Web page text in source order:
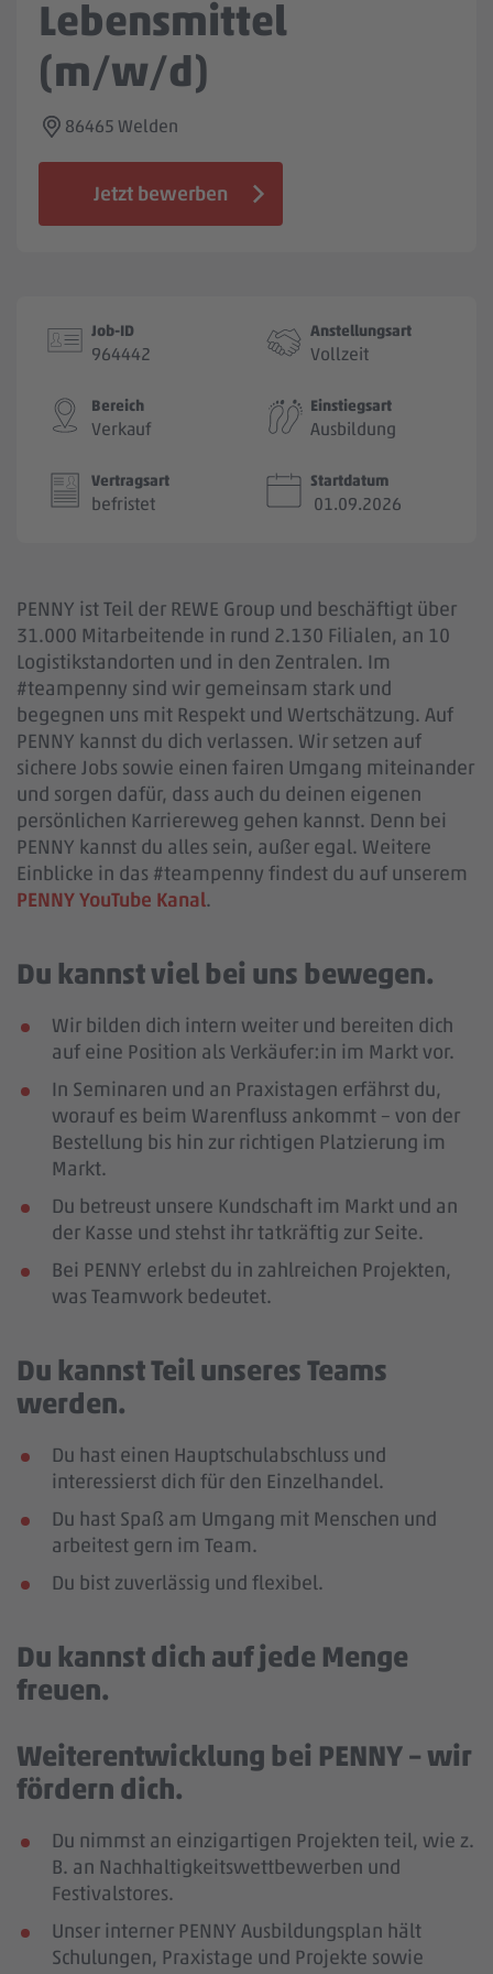
Jobbörse
Lebensmittel
(m/w/d)
86465 Welden
Jetzt bewerben
Job-ID
964442
Anstellungsart
Vollzeit
Bereich
Verkauf
Einstiegsart
Ausbildung
Vertragsart
befristet
Startdatum
01.09.2026
PENNY ist Teil der REWE Group und beschäftigt über
31.000 Mitarbeitende in rund 2.130 Filialen, an 10
Logistikstandorten und in den Zentralen. Im
#teampenny sind wir gemeinsam stark und
begegnen uns mit Respekt und Wertschätzung. Auf
PENNY kannst du dich verlassen. Wir setzen auf
sichere Jobs sowie einen fairen Umgang miteinander
und sorgen dafür, dass auch du deinen eigenen
persönlichen Karriereweg gehen kannst. Denn bei
PENNY kannst du alles sein, außer egal. Weitere
Einblicke in das #teampenny findest du auf unserem
PENNY YouTube Kanal.
Du kannst viel bei uns bewegen.
Wir bilden dich intern weiter und bereiten dich
auf eine Position als Verkäufer:in im Markt vor.
In Seminaren und an Praxistagen erfährst du,
worauf es beim Warenfluss ankommt – von der
Bestellung bis hin zur richtigen Platzierung im
Markt.
Du betreust unsere Kundschaft im Markt und an
der Kasse und stehst ihr tatkräftig zur Seite.
Bei PENNY erlebst du in zahlreichen Projekten,
was Teamwork bedeutet.
Du kannst Teil unseres Teams
werden.
Du hast einen Hauptschulabschluss und
interessierst dich für den Einzelhandel.
Du hast Spaß am Umgang mit Menschen und
arbeitest gern im Team.
Du bist zuverlässig und flexibel.
Du kannst dich auf jede Menge
freuen.
Weiterentwicklung bei PENNY – wir
fördern dich.
Du nimmst an einzigartigen Projekten teil, wie z.
B. an Nachhaltigkeitswettbewerben und
Festivalstores.
Unser interner PENNY Ausbildungsplan hält
Schulungen, Praxistage und Projekte sowie